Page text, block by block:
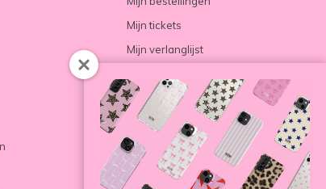
Mijn tickets
Mijn verlanglijst